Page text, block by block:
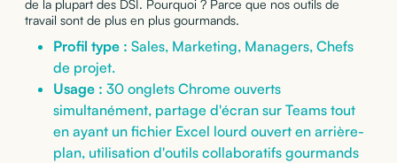
de la plupart des DSI. Pourquoi ? Parce que nos outils de
travail sont de plus en plus gourmands.
Profil type : Sales, Marketing, Managers, Chefs
de projet.
Usage : 30 onglets Chrome ouverts
simultanément, partage d'écran sur Teams tout
en ayant un fichier Excel lourd ouvert en arrière-
plan, utilisation d'outils collaboratifs gourmands